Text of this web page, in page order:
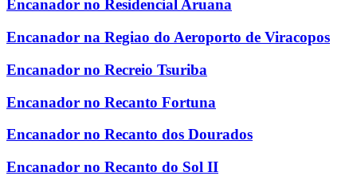
Encanador no Residencial Aruana
Encanador na Regiao do Aeroporto de Viracopos
Encanador no Recreio Tsuriba
Encanador no Recanto Fortuna
Encanador no Recanto dos Dourados
Encanador no Recanto do Sol II